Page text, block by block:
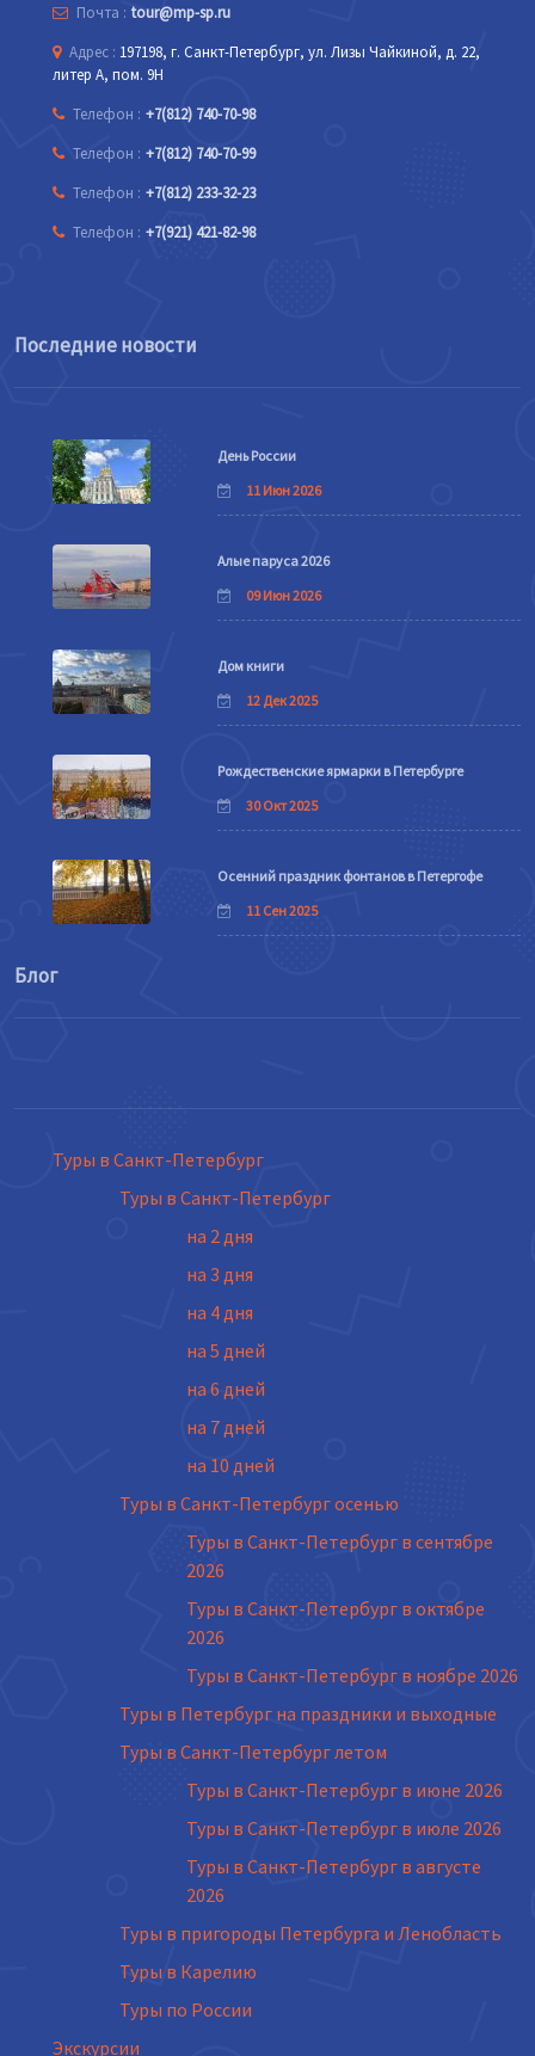
Почта : tour@mp-sp.ru
Адрес : 197198, г. Санкт-Петербург, ул. Лизы Чайкиной, д. 22,
литер А, пом. 9Н
Телефон : +7(812) 740-70-98
Телефон : +7(812) 740-70-99
Телефон : +7(812) 233-32-23
Телефон : +7(921) 421-82-98
Последние новости
День России
11 Июн 2026
Алые паруса 2026
09 Июн 2026
Дом книги
12 Дек 2025
Рождественские ярмарки в Петербурге
30 Окт 2025
Осенний праздник фонтанов в Петергофе
11 Сен 2025
Блог
Туры в Санкт-Петербург
Туры в Санкт-Петербург
на 2 дня
на 3 дня
на 4 дня
на 5 дней
на 6 дней
на 7 дней
на 10 дней
Туры в Санкт-Петербург осенью
Туры в Санкт-Петербург в сентябре
2026
Туры в Санкт-Петербург в октябре
2026
Туры в Санкт-Петербург в ноябре 2026
Туры в Петербург на праздники и выходные
Туры в Санкт-Петербург летом
Туры в Санкт-Петербург в июне 2026
Туры в Санкт-Петербург в июле 2026
Туры в Санкт-Петербург в августе
2026
Туры в пригороды Петербурга и Ленобласть
Туры в Карелию
Туры по России
Экскурсии